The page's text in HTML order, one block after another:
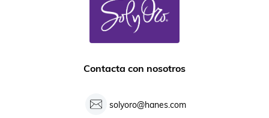
Contacta con nosotros
solyoro@hanes.com